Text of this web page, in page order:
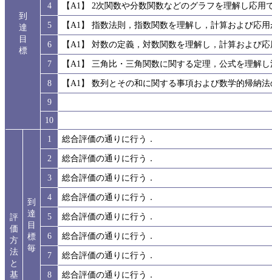
到
達
目
標
4
【A1】 2次関数や分数関数などのグラフを理解し応用
5
【A1】 指数法則，指数関数を理解し，計算および応
6
【A1】 対数の定義，対数関数を理解し，計算および
7
【A1】 三角比・三角関数に関する定理，公式を理解
8
【A1】 数列とその和に関する事項および数学的帰納
9
10
評
価
方
法
と
基
到
達
目
標
毎
1
総合評価の通りに行う．
2
総合評価の通りに行う．
3
総合評価の通りに行う．
4
総合評価の通りに行う．
5
総合評価の通りに行う．
6
総合評価の通りに行う．
7
総合評価の通りに行う．
8
総合評価の通りに行う．